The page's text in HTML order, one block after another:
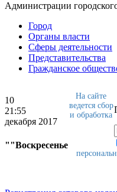
Администрации
Город
Органы власти
Сферы деятельности
Представительства
Гражданское
10
21:55
декабря 2017
""Воскресенье
На сайте
ведется сбор
и обработка